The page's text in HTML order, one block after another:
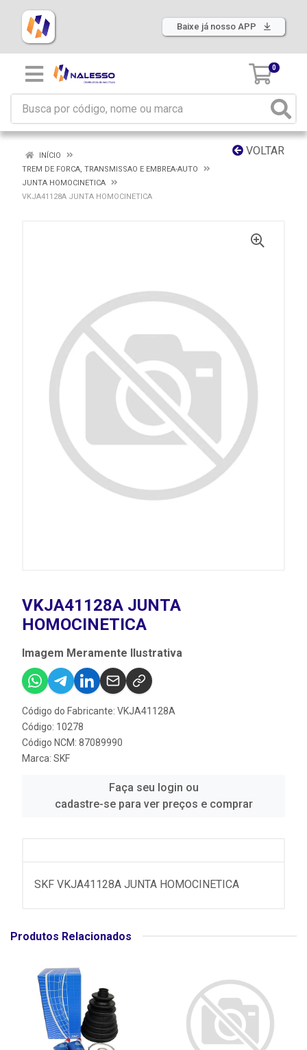
Baixe já nosso APP
0
VOLTAR
INÍCIO
TREM DE FORCA, TRANSMISSAO E EMBREA-AUTO
JUNTA HOMOCINETICA
VKJA41128A JUNTA HOMOCINETICA
VKJA41128A JUNTA
HOMOCINETICA
Imagem Meramente Ilustrativa
Código do Fabricante: VKJA41128A
Código: 10278
Código NCM: 87089990
Marca: SKF
Faça seu login ou
cadastre-se para ver preços e comprar
SKF VKJA41128A JUNTA HOMOCINETICA
Produtos Relacionados